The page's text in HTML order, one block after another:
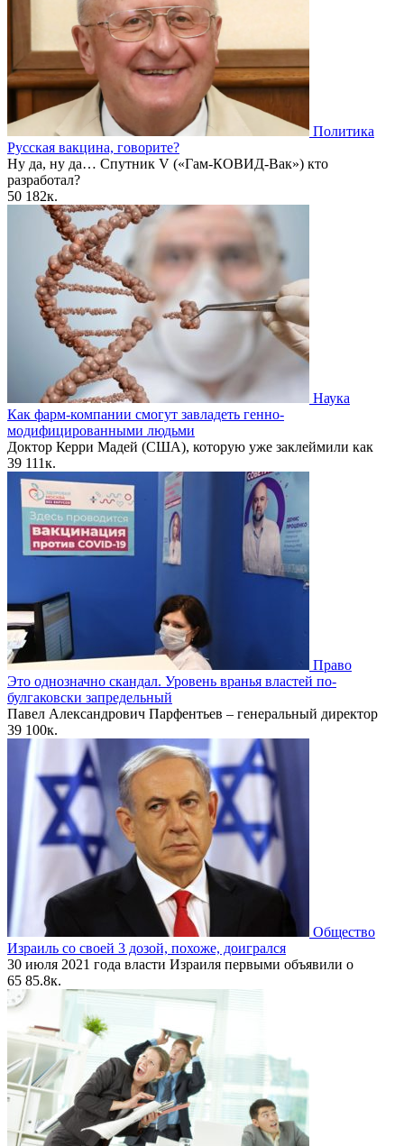
Политика
Русская вакцина, говорите?
Ну да, ну да… Спутник V («Гам-КОВИД-Вак») кто
разработал?
50 182к.
Наука
Как фарм-компании смогут завладеть генно-
модифицированными людьми
Доктор Керри Мадей (США), которую уже заклеймили как
39 111к.
Право
Это однозначно скандал. Уровень вранья властей по-
булгаковски запредельный
Павел Александрович Парфентьев – генеральный директор
39 100к.
Общество
Израиль со своей 3 дозой, похоже, доигрался
30 июля 2021 года власти Израиля первыми объявили о
65 85.8к.